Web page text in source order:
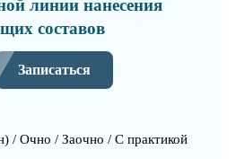
линии нанесения
составов
Записаться
/ Очно / Заочно / С практикой